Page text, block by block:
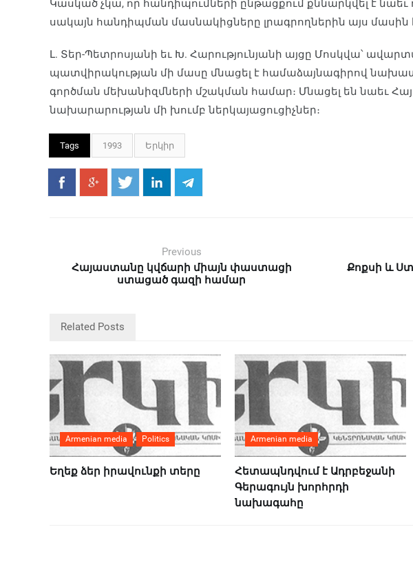
Կասկած չկա, որ հանդիպումների ընթացքում քննարկվել է
սակայն հանդիպ­ման մասնակիցները լրագրողներին այս մասին
Լ. Տեր-Պետրոսյանի եւ Խ. Հարությունյանի այցը Մոսկվա՝
պատվիրակության մի մասը մնացել է համաձայնագիրով
գործման մեխանիզմների մշակման համար։ Մնացել են նաեւ
նախարարության մի խումբ ներկայացուցիչներ։
Tags 1993 Երկիր
Previous
Հայաստանը կվճարի միայն փաստացի
ստացած գազի համար
Քոքսի և
Related Posts
Armenian media Politics
Եղեք ձեր իրավունքի տերը
Armenian media
Հետապնդվում է Ադրբեջանի
Գերագույն խորհրդի
նախագահը